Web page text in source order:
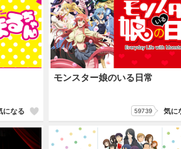
になる
モンスター娘のいる日常
59739 気に